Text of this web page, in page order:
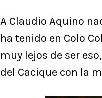
A Claudio Aquino
ha tenido en Colo
muy lejos de ser
del Cacique con la